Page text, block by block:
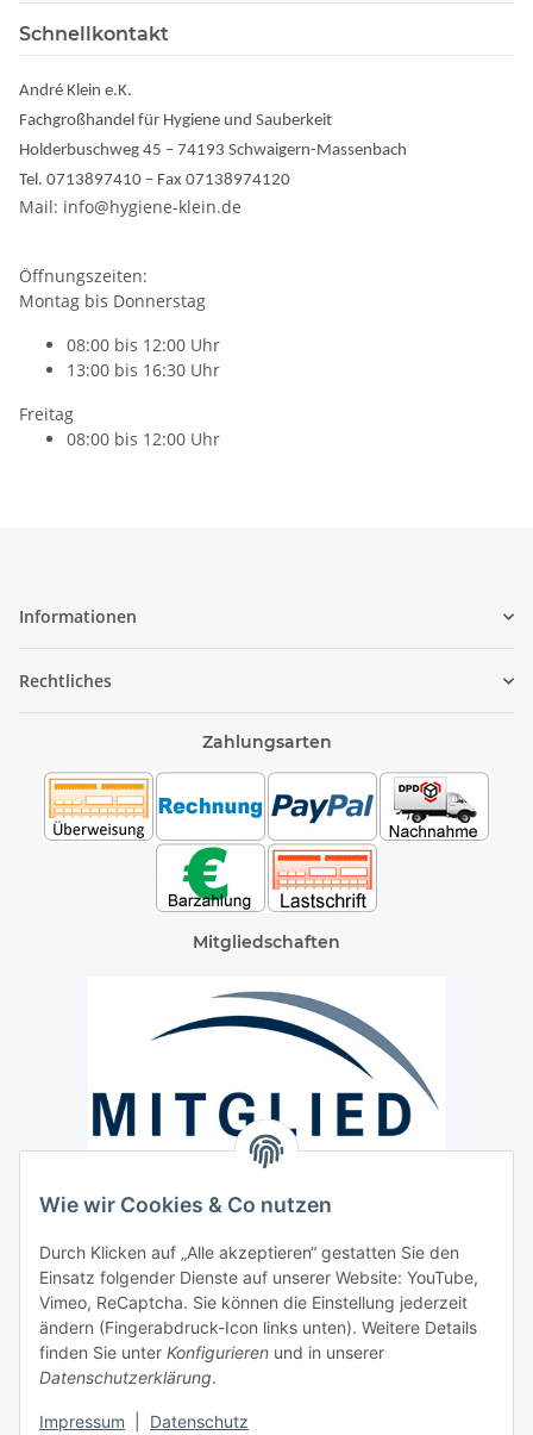
Wie wir Cookies & Co nutzen
Durch Klicken auf „Alle akzeptieren“ gestatten Sie den
Einsatz folgender Dienste auf unserer Website: YouTube,
Vimeo, ReCaptcha. Sie können die Einstellung jederzeit
ändern (Fingerabdruck-Icon links unten). Weitere Details
finden Sie unter Konfigurieren und in unserer
Datenschutzerklärung.
Impressum Datenschutz
Schnellkontakt
André Klein e.K.
Fachgroßhandel für Hygiene und Sauberkeit
Holderbuschweg 45 – 74193 Schwaigern-Massenbach
Tel. 0713897410 – Fax 07138974120
Mail: info@hygiene-klein.de
Öffnungszeiten:
Montag bis Donnerstag
08:00 bis 12:00 Uhr
13:00 bis 16:30 Uhr
Freitag
08:00 bis 12:00 Uhr
Informationen
Rechtliches
Zahlungsarten
Mitgliedschaften
Paketdienst und Spedition
Regionaler Lieferservice im Umkreis von ca. 60 Km
Sicherheit